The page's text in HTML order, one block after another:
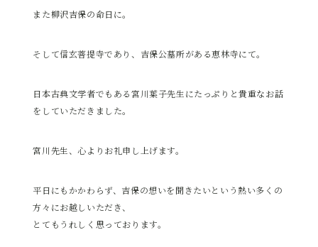
また柳沢吉保の命日に。
そして信玄菩提寺であり、吉保公墓所がある恵林寺にて。
日本古典文学者でもある宮川葉子先生にたっぷりと貴重なお話
をしていただきました。
宮川先生、心よりお礼申し上げます。
平日にもかかわらず、吉保の想いを聞きたいという熱い多くの
方々にお越しいただき、
とてもうれしく思っております。